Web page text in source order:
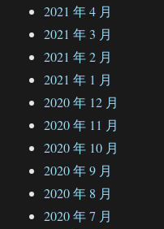
2021 年 4 月
2021 年 3 月
2021 年 2 月
2021 年 1 月
2020 年 12 月
2020 年 11 月
2020 年 10 月
2020 年 9 月
2020 年 8 月
2020 年 7 月